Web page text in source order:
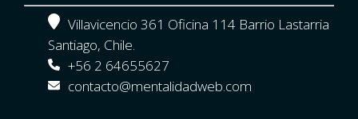
Villavicencio 361 Oficina 114 Barrio Lastarria
Santiago, Chile.
+56 2 64655627
contacto@mentalidadweb.com